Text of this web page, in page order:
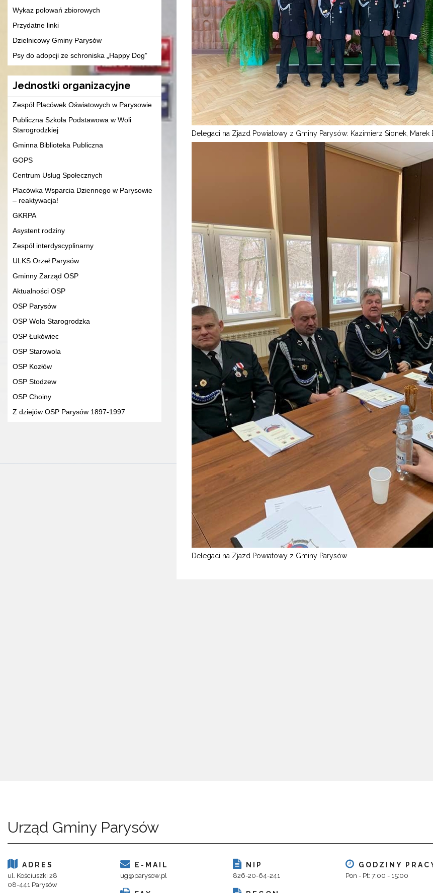
Wykaz polowań zbiorowych
Przydatne linki
Dzielnicowy Gminy Parysów
Psy do adopcji ze schroniska „Happy Dog”
Jednostki organizacyjne
Zespół Placówek Oświatowych w Parysowie
Publiczna Szkoła Podstawowa w Woli
Starogrodzkiej
Gminna Biblioteka Publiczna
GOPS
Centrum Usług Społecznych
Placówka Wsparcia Dziennego w Parysowie
– reaktywacja!
GKRPA
Asystent rodziny
Zespół interdyscyplinarny
ULKS Orzeł Parysów
Gminny Zarząd OSP
Aktualności OSP
OSP Parysów
OSP Wola Starogrodzka
OSP Łukówiec
OSP Starowola
OSP Kozłów
OSP Stodzew
OSP Choiny
Z dziejów OSP Parysów 1897-1997
Delegaci na Zjazd Powiatowy z Gminy Parysów: Kazimierz Sionek, Marek
Delegaci na Zjazd Powiatowy z Gminy Parysów
Urząd Gminy Parysów
ADRES
ul. Kościuszki 28
08-441 Parysów
E-MAIL
ug@parysow.pl
NIP
826-20-64-241
GODZINY
Pon - Pt: 7:00 - 15:00